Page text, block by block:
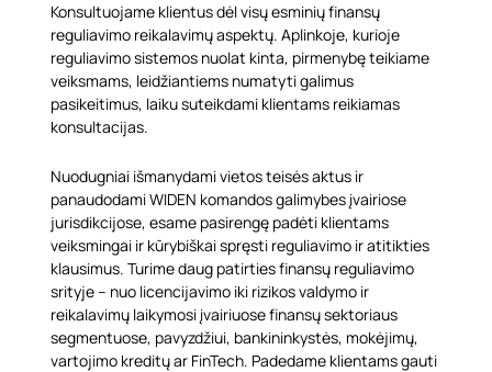
Konsultuojame klientus dėl visų esminių finansų
reguliavimo reikalavimų aspektų. Aplinkoje, kurioje
reguliavimo sistemos nuolat kinta, pirmenybę teikiame
veiksmams, leidžiantiems numatyti galimus
pasikeitimus, laiku suteikdami klientams reikiamas
konsultacijas.
Nuodugniai išmanydami vietos teisės aktus ir
panaudodami WIDEN komandos galimybes įvairiose
jurisdikcijose, esame pasirengę padėti klientams
veiksmingai ir kūrybiškai spręsti reguliavimo ir atitikties
klausimus. Turime daug patirties finansų reguliavimo
srityje – nuo licencijavimo iki rizikos valdymo ir
reikalavimų laikymosi įvairiuose finansų sektoriaus
segmentuose, pavyzdžiui, bankininkystės, mokėjimų,
vartojimo kreditų ar FinTech. Padedame klientams gauti